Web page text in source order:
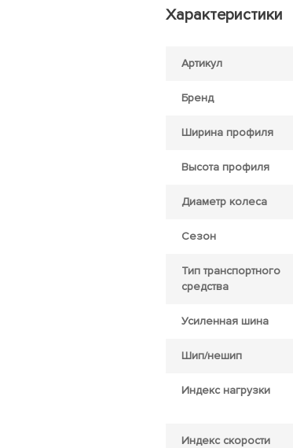
Характеристики
Артикул
Бренд
Ширина профиля
Высота профиля
Диаметр колеса
Сезон
Тип транспортного
средства
Усиленная шина
Шип/нешип
Индекс нагрузки
Индекс скорости